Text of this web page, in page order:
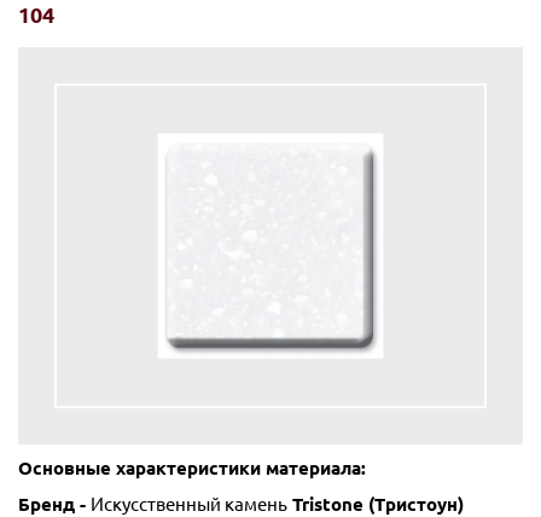
104
Основные характеристики материала:
Бренд - Искусственный камень Tristone (Тристоун)